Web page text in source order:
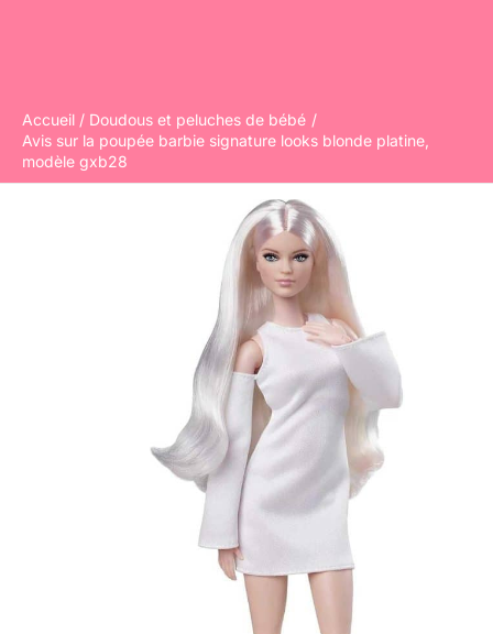
Accueil
Doudous et peluches de bébé
Avis sur la poupée barbie signature looks blonde platine,
modèle gxb28